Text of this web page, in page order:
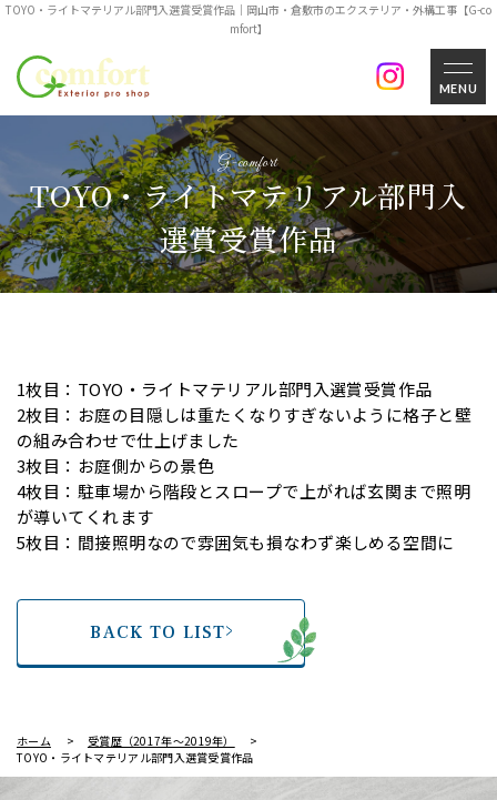
TOYO・ライトマテリアル部門入選賞受賞作品｜岡山市・倉敷市のエクステリア・外構工事【G-co
mfort】
MENU
TOYO・ライトマテリアル部門入
選賞受賞作品
1枚目：TOYO・ライトマテリアル部門入選賞受賞作品
2枚目：お庭の目隠しは重たくなりすぎないように格子と壁
の組み合わせで仕上げました
3枚目：お庭側からの景色
4枚目：駐車場から階段とスロープで上がれば玄関まで照明
が導いてくれます
5枚目：間接照明なので雰囲気も損なわず楽しめる空間に
BACK TO LIST
ホーム
受賞歴（2017年～2019年）
TOYO・ライトマテリアル部門入選賞受賞作品